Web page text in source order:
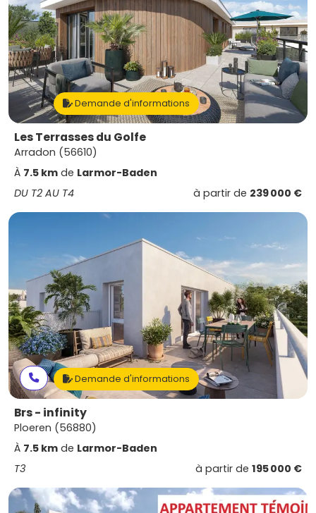
Demande d'informations
Les Terrasses du Golfe
Arradon (56610)
À 7.5 km de Larmor-Baden
DU T2 AU T4
à partir de 239 000 €
Demande d'informations
Brs - infinity
Ploeren (56880)
À 7.5 km de Larmor-Baden
T3
à partir de 195 000 €